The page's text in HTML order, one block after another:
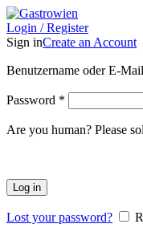
Login / Register
Sign inCreate an Account
Benutzername oder E-
Password *
Are you human? Please
Log in
Lost your password?